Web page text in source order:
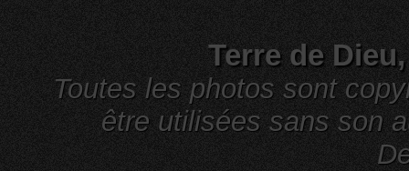
Terre de
Toutes les photos sont
être utilisées sans son